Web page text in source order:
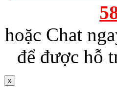
hoặc Chat
để được hỗ
x